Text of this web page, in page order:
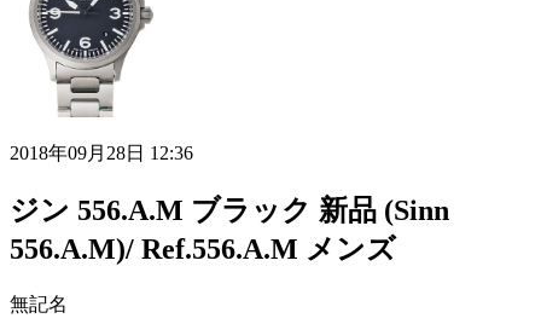
2018年09月28日 12:36
ジン 556.A.M ブラック 新品 (Sinn
556.A.M)/ Ref.556.A.M メンズ
無記名